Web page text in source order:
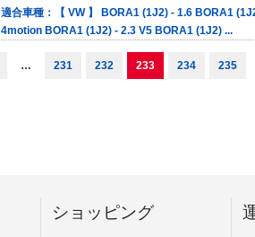
適合車種：【 VW 】 BORA1 (1J2) - 1.6 BORA1
4motion BORA1 (1J2) - 2.3 V5 BORA1 (1J2) ...
… 231 232 233 234 235
ショッピング